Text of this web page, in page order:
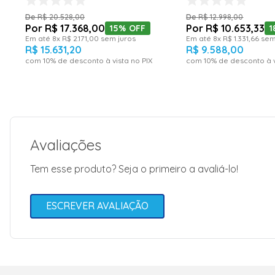
R$ 20.528,00
R$ 17.368,00 15% OFF
Em até 8x R$ 2.171 00 sem juros
R$ 15.631,20
com10% de desconto à vista no PIX
R$ 12.998,00
R$ 10.653,33
Em até 8x R$ 1 331 66
R$ 9.588,00
com10% de desconto à
Avaliações
Tem esse produto? Seja o primeiro a avaliá-lo!
ESCREVER AVALIAÇÃO